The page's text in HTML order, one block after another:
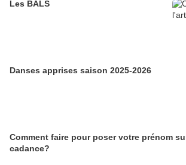
Les BALS
Danses apprises saison 2025-2026
Comment faire pour poser votre prénom
cadance?